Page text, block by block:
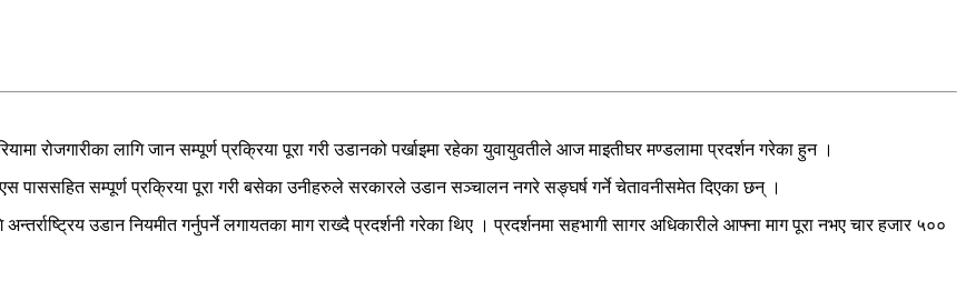
रोजगारीका लागि जान सम्पूर्ण प्रक्रिया पूरा गरी उडानको पर्खाइमा रहेका युवायुवतीले आज माइतीघर मण्डलामा प्रदर्शन गरेका हुन ।
पाससहित सम्पूर्ण प्रक्रिया पूरा गरी बसेका उनीहरुले सरकारले उडान सञ्चालन नगरे सङ्घर्ष गर्ने चेतावनीसमेत दिएका छन् ।
अन्तर्राष्ट्रिय उडान नियमीत गर्नुपर्ने लगायतका माग राख्दै प्रदर्शनी गरेका थिए । प्रदर्शनमा सहभागी सागर अधिकारीले आफ्ना माग पूरा नभए चार हजार ५००